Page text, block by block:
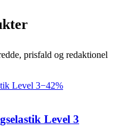
prisfald og redaktionel
−42%
Level 3